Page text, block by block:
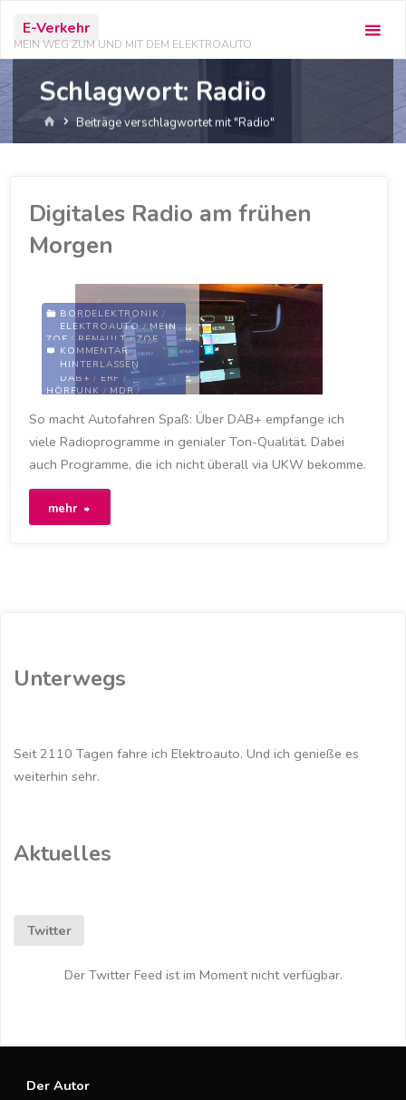
Inhalt
springen
E-Verkehr
MEIN WEG ZUM UND MIT DEM ELEKTROAUTO
Schlagwort: Radio
StartBeiträge verschlagwortet mit "Radio"
Digitales Radio am frühen
Morgen
BORDELEKTRONIK /
ELEKTROAUTO / MEIN
ZOE / RENAULT / ZOE
DAB +/DAB PLUS
DAB+ / ERF /
HÖRFUNK / MDR /
RADIO
30. NOVEMBER 2020
KOMMENTAR
HINTERLASSEN
So macht Autofahren Spaß: Über DAB+ empfange ich
viele Radioprogramme in genialer Ton-Qualität. Dabei
auch Programme, die ich nicht überall via UKW bekomme.
mehr
Unterwegs
Seit 2110 Tagen fahre ich Elektroauto. Und ich genieße es
weiterhin sehr.
Aktuelles
Twitter
Der Twitter Feed ist im Moment nicht verfügbar.
Der Autor